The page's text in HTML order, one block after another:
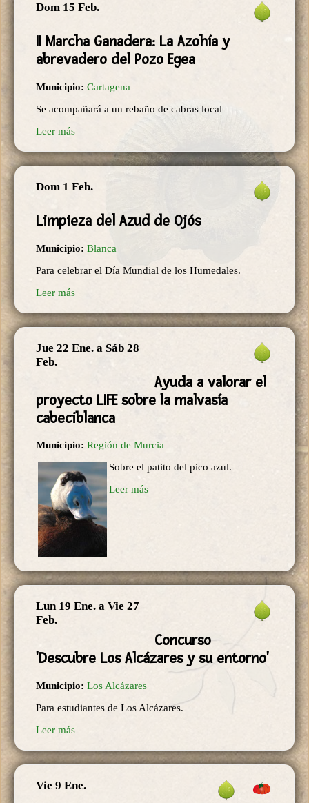
Dom 15 Feb.
II Marcha Ganadera: La Azohía y
abrevadero del Pozo Egea
Municipio: Cartagena
Se acompañará a un rebaño de cabras local
Leer más
Dom 1 Feb.
Limpieza del Azud de Ojós
Municipio: Blanca
Para celebrar el Día Mundial de los Humedales.
Leer más
Jue 22 Ene. a Sáb 28
Feb.
Ayuda a valorar el
proyecto LIFE sobre la malvasía
cabeciblanca
Municipio: Región de Murcia
Sobre el patito del pico azul.
Leer más
Lun 19 Ene. a Vie 27
Feb.
Concurso
'Descubre Los Alcázares y su entorno'
Municipio: Los Alcázares
Para estudiantes de Los Alcázares.
Leer más
Vie 9 Ene.